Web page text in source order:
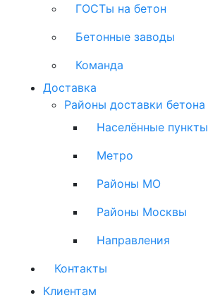
ГОСТы на бетон
Бетонные заводы
Команда
Доставка
Районы доставки бетона
Населённые пункты
Метро
Районы МО
Районы Москвы
Направления
Контакты
Клиентам